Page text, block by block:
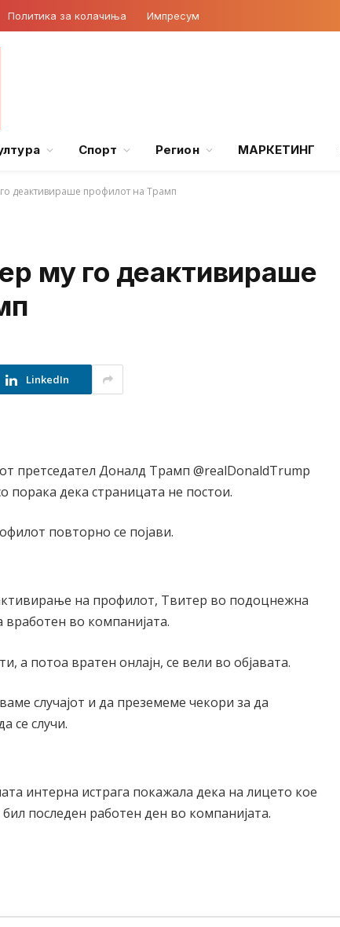
Политика за колачиња Импресум
Спорт Регион МАРКЕТИНГ
деактивираше профилот на Трамп
му го деактивираше
LinkedIn
претседател Доналд Трамп @realDonaldTrump
порака дека страницата не постои.
повторно се појави.
на профилот, Твитер во подоцнежна
вработен во компанијата.
а потоа вратен онлајн, се вели во објавата.
случајот и да преземеме чекори за да
се случи.
интерна истрага покажала дека на лицето кое
последен работен ден во компанијата.